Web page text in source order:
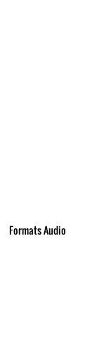
Formats Audio